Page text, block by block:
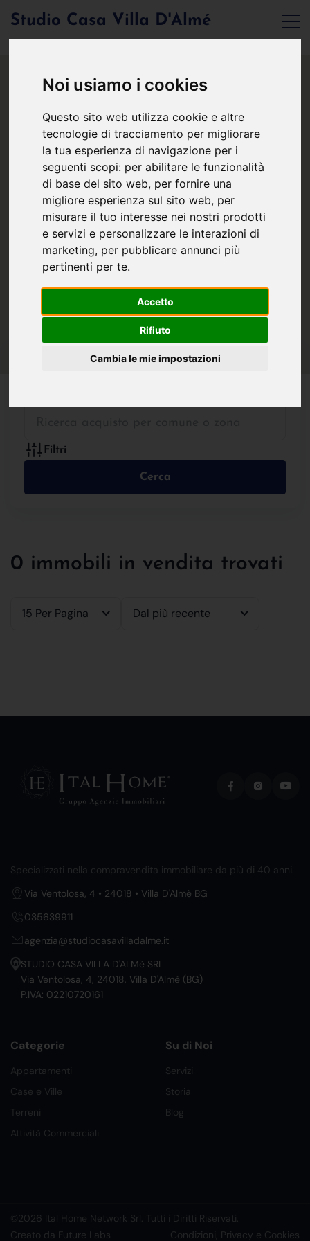
Noi usiamo i cookies
Questo sito web utilizza cookie e altre
tecnologie di tracciamento per migliorare
la tua esperienza di navigazione per i
seguenti scopi: per abilitare le funzionalità
di base del sito web, per fornire una
migliore esperienza sul sito web, per
misurare il tuo interesse nei nostri prodotti
e servizi e personalizzare le interazioni di
marketing, per pubblicare annunci più
pertinenti per te.
Accetto
Rifiuto
Cambia le mie impostazioni
Studio Casa Villa D'Almé
Filtri
Cerca
0 immobili in vendita trovati
15 Per Pagina Dal più recente
Specializzati nella compravendita immobiliare da più di 40 anni.
Via Ventolosa, 4 • 24018 • Villa D'Almè BG
035639911
agenzia@studiocasavilladalme.it
STUDIO CASA VILLA D'ALMè SRL
Via Ventolosa, 4, 24018, Villa D'Almè (BG)
P.IVA: 02210720161
Categorie
Appartamenti
Case e Ville
Terreni
Attività Commerciali
Su di Noi
Servizi
Storia
Blog
©2026 Ital Home Network Srl. Tutti i Diritti Riservati.
Creato da Future Labs
Condizioni, Privacy e Cookies